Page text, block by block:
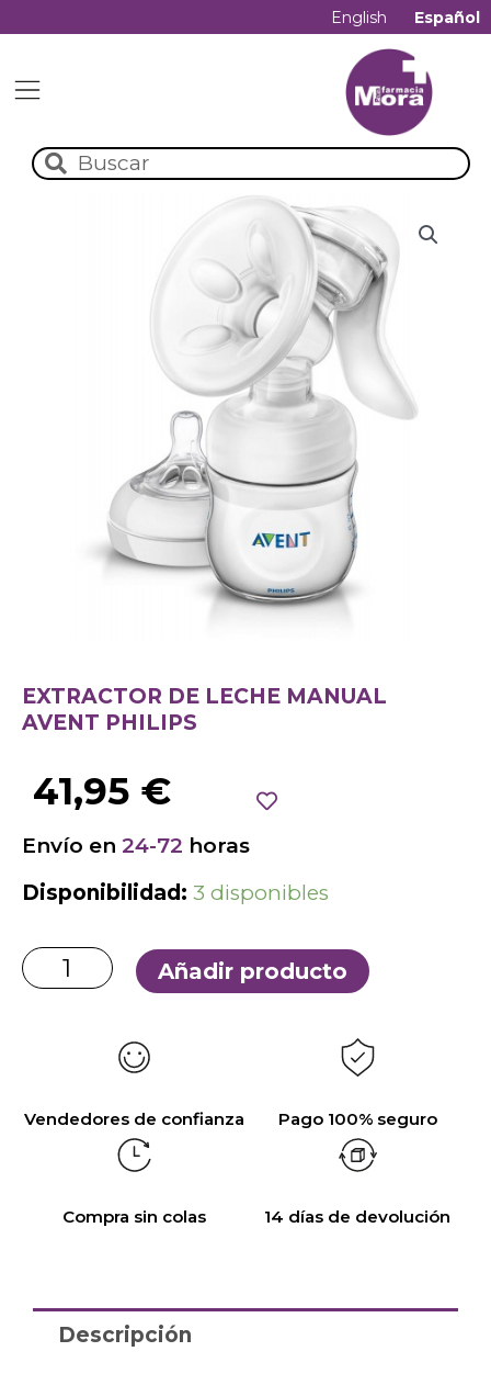
English Español
EXTRACTOR DE LECHE MANUAL
AVENT PHILIPS
41,95 €
Envío en 24-72 horas
Disponibilidad: 3 disponibles
Añadir producto
Vendedores de confianza Pago 100% seguro
Compra sin colas 14 días de devolución
Descripción